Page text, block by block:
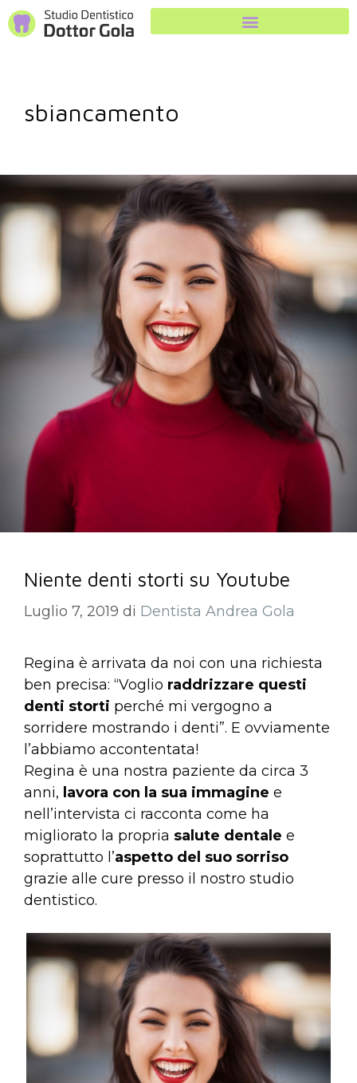
sbiancamento
Niente denti storti su Youtube
Luglio 7, 2019 di Dentista Andrea Gola
Regina è arrivata da noi con una richiesta
ben precisa: “Voglio raddrizzare questi
denti storti perché mi vergogno a
sorridere mostrando i denti”. E ovviamente
l’abbiamo accontentata!
Regina è una nostra paziente da circa 3
anni, lavora con la sua immagine e
nell’intervista ci racconta come ha
migliorato la propria salute dentale e
soprattutto l’aspetto del suo sorriso
grazie alle cure presso il nostro studio
dentistico.